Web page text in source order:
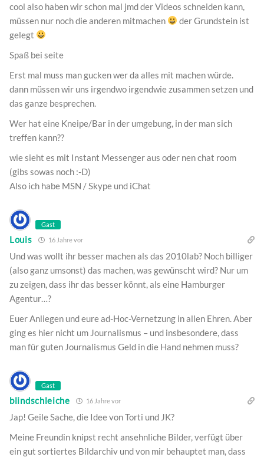
cool also haben wir schon mal jmd der Videos schneiden kann,
müssen nur noch die anderen mitmachen
der Grundstein ist
gelegt
Spaß bei seite
Erst mal muss man gucken wer da alles mit machen würde.
dann müssen wir uns irgendwo irgendwie zusammen setzen und
das ganze besprechen.
Wer hat eine Kneipe/Bar in der umgebung, in der man sich
treffen kann??
wie sieht es mit Instant Messenger aus oder nen chat room
(gibs sowas noch :-D)
Also ich habe MSN / Skype und iChat
Gast
Louis 16 Jahre vor
Und was wollt ihr besser machen als das 2010lab? Noch billiger
(also ganz umsonst) das machen, was gewünscht wird? Nur um
zu zeigen, dass ihr das besser könnt, als eine Hamburger
Agentur…?
Euer Anliegen und eure ad-Hoc-Vernetzung in allen Ehren. Aber
ging es hier nicht um Journalismus – und insbesondere, dass
man für guten Journalismus Geld in die Hand nehmen muss?
Gast
blindschleiche 16 Jahre vor
Jap! Geile Sache, die Idee von Torti und JK?
Meine Freundin knipst recht ansehnliche Bilder, verfügt über
ein gut sortiertes Bildarchiv und von mir behauptet man, dass